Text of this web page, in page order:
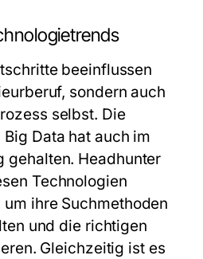
beeinflussen
sondern auch
selbst. Die
Data hat auch im
gehalten. Headhunter
Technologien
ihre Suchmethoden
und die richtigen
Gleichzeitig ist es